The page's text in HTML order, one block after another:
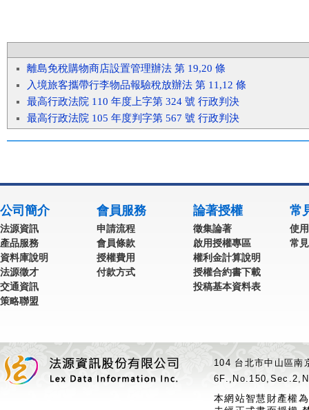
離島免稅購物商店設置管理辦法 第 19,20 條
入境旅客攜帶行李物品報驗稅放辦法 第 11,12 條
最高行政法院 110 年度上字第 324 號 行政判決
最高行政法院 105 年度判字第 567 號 行政判決
公司簡介
法源資訊
產品服務
資料庫說明
法源徵才
交通資訊
策略聯盟
會員服務
申請流程
會員條款
授權費用
付款方式
論著授權
徵集論著
啟用授權專區
權利金計算說明
授權合約書下載
投稿基本資料表
常
使
常
104 台北市中山區
本網站智慧財產權